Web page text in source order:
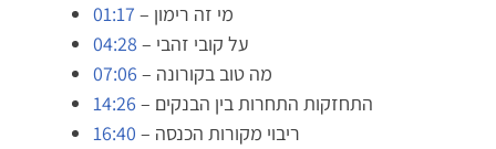
01:17
– מי זה רימון
04:28
– על קובי זהבי
07:06
– מה טוב בקורונה
14:26
– התחזקות התחרות בין הבנקים
16:40
– ריבוי מקורות הכנסה